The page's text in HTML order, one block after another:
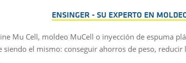
ENSINGER - SU EXPERTO EN
Mu Cell, moldeo MuCell o inyección de espuma
siendo el mismo: conseguir ahorros de peso,